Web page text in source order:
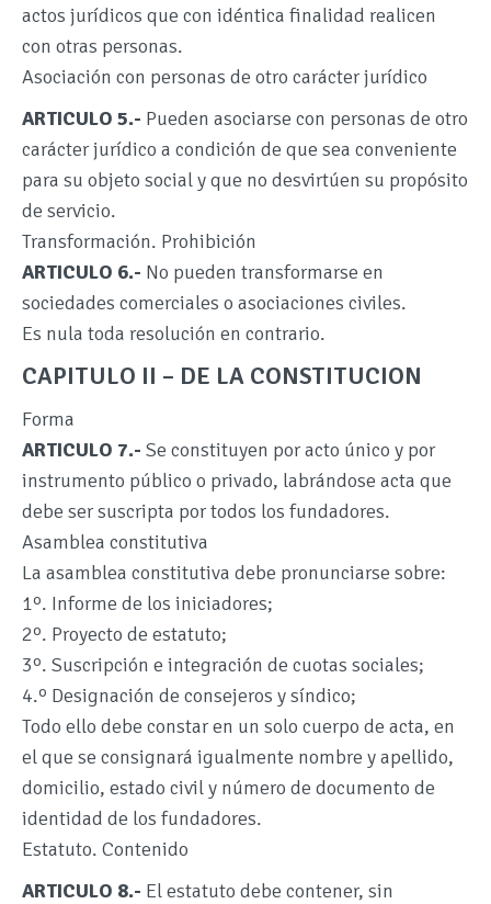
actos jurídicos que con idéntica finalidad realicen
con otras personas.
Asociación con personas de otro carácter jurídico
ARTICULO 5.- Pueden asociarse con personas de otro
carácter jurídico a condición de que sea conveniente
para su objeto social y que no desvirtúen su propósito
de servicio.
Transformación. Prohibición
ARTICULO 6.- No pueden transformarse en
sociedades comerciales o asociaciones civiles.
Es nula toda resolución en contrario.
CAPITULO II – DE LA CONSTITUCION
Forma
ARTICULO 7.- Se constituyen por acto único y por
instrumento público o privado, labrándose acta que
debe ser suscripta por todos los fundadores.
Asamblea constitutiva
La asamblea constitutiva debe pronunciarse sobre:
1º. Informe de los iniciadores;
2º. Proyecto de estatuto;
3º. Suscripción e integración de cuotas sociales;
4.º Designación de consejeros y síndico;
Todo ello debe constar en un solo cuerpo de acta, en
el que se consignará igualmente nombre y apellido,
domicilio, estado civil y número de documento de
identidad de los fundadores.
Estatuto. Contenido
ARTICULO 8.- El estatuto debe contener, sin